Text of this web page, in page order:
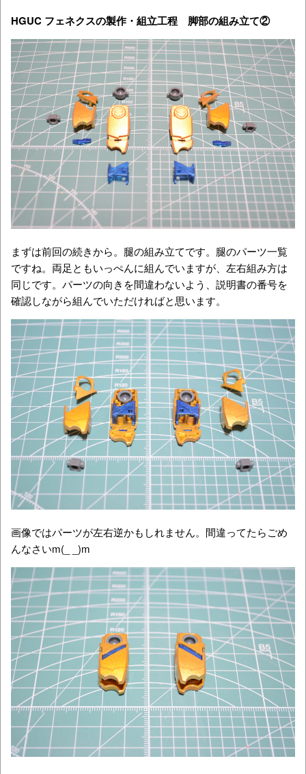
HGUC フェネクスの製作・組立工程 脚部の組み立て②
まずは前回の続きから。腿の組み立てです。腿のパーツ一覧
ですね。両足ともいっぺんに組んでいますが、左右組み方は
同じです。パーツの向きを間違わないよう、説明書の番号を
確認しながら組んでいただければと思います。
画像ではパーツが左右逆かもしれません。間違ってたらごめ
んなさいm(_ _)m